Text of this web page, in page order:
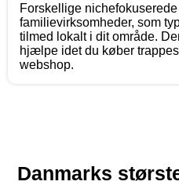
Forskellige
familievirksomheder, som
tilmed lokalt i dit område.
hjælpe idet du køber
webshop.
Danmarks